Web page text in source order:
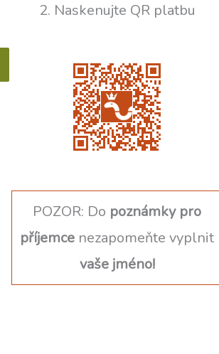
2. Naskenujte QR platbu
POZOR: Do poznámky pro
příjemce nezapomeňte vyplnit
vaše jméno!